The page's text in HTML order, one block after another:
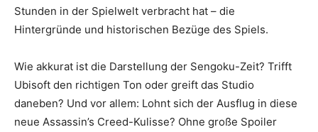
Stunden in der Spielwelt verbracht hat – die
Hintergründe und historischen Bezüge des Spiels.
Wie akkurat ist die Darstellung der Sengoku-Zeit? Trifft
Ubisoft den richtigen Ton oder greift das Studio
daneben? Und vor allem: Lohnt sich der Ausflug in diese
neue Assassin’s Creed-Kulisse? Ohne große Spoiler